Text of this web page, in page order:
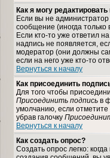
Как я могу
Если вы не
сообщение (иногда только
Если кто-то уже ответил
надпись не появляется,
модератор (они должны
если на него уже кто-то
Вернуться к началу
Как присоединить
Для того чтобы
Присоединить подпись в
умолчанию, если
убрав галочку
Вернуться к началу
Как создать опрос?
Создать опрос легко: